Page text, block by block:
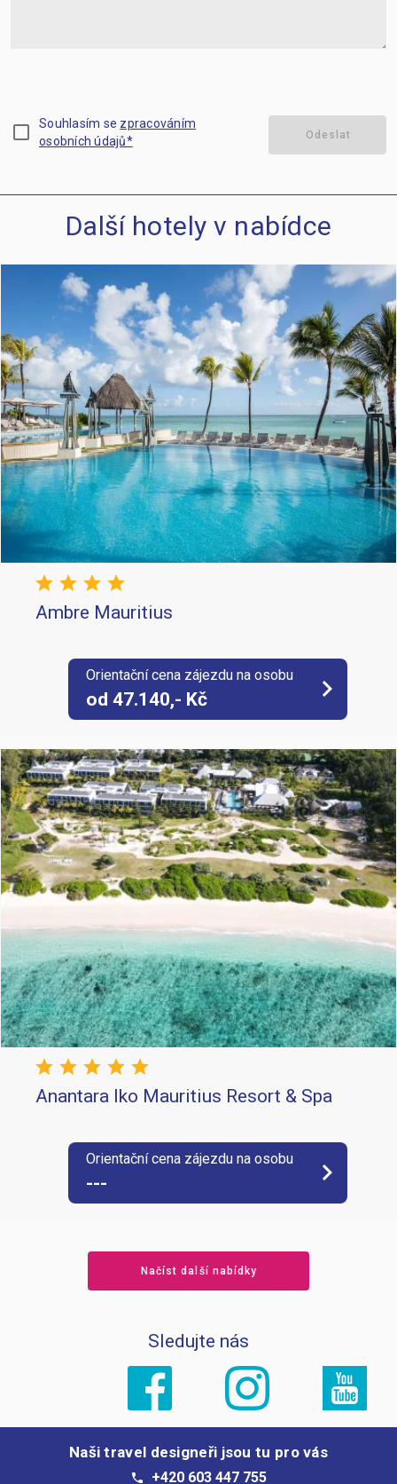
check_box_outline_blank Souhlasím se zpracováním
osobních údajů*
Odeslat
Další hotely v nabídce
star star star star
Ambre Mauritius
Orientační cena zájezdu na osobu
od 47.140,- Kč keyboard_arrow_right
star star star star star
Anantara Iko Mauritius Resort & Spa
Orientační cena zájezdu na osobu
--- keyboard_arrow_right
Načíst další nabídky
Sledujte nás
Naši travel designeři jsou tu pro vás
phone +420 603 447 755